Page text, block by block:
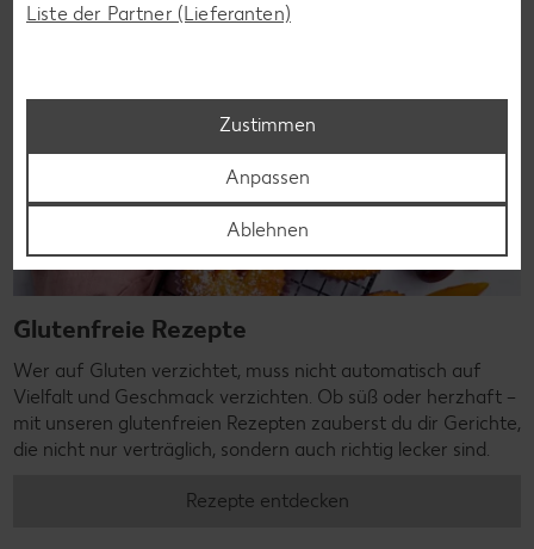
Glutenfreie Rezepte
Wer auf Gluten verzichtet, muss nicht automatisch auf
Vielfalt und Geschmack verzichten. Ob süß oder herzhaft –
mit unseren glutenfreien Rezepten zauberst du dir Gerichte,
die nicht nur verträglich, sondern auch richtig lecker sind.
Rezepte entdecken
Liste der Partner (Lieferanten)
Zustimmen
Anpassen
Ablehnen